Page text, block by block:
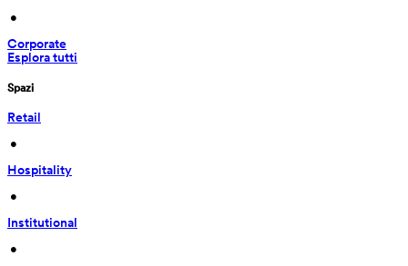
•
Corporate
Esplora tutti
Spazi
Retail
•
Hospitality
•
Institutional
•